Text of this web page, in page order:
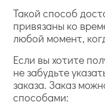
Такой способ
привязаны ко
любой момент,
Если вы хотите
не забудьте
заказа. Заказ
способами: